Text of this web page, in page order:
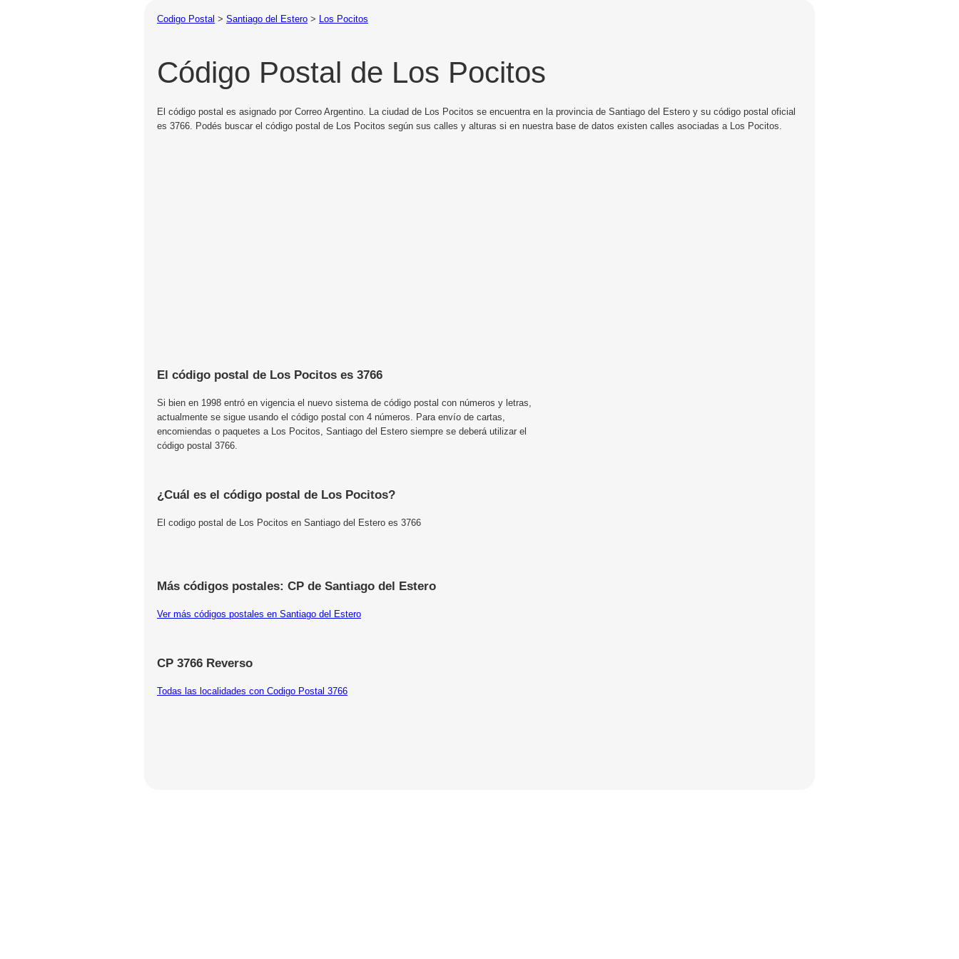
Codigo Postal > Santiago del Estero > Los Pocitos
Código Postal de Los Pocitos
El código postal es asignado por Correo Argentino. La ciudad de Los Pocitos se encuentra en la provincia de Santiago del Estero y su código postal oficial
es 3766. Podés buscar el código postal de Los Pocitos según sus calles y alturas si en nuestra base de datos existen calles asociadas a Los Pocitos.
El código postal de Los Pocitos es 3766
Si bien en 1998 entró en vigencia el nuevo sistema de código postal con números y letras,
actualmente se sigue usando el código postal con 4 números. Para envío de cartas,
encomiendas o paquetes a Los Pocitos, Santiago del Estero siempre se deberá utilizar el
código postal 3766.
¿Cuál es el código postal de Los Pocitos?
El codigo postal de Los Pocitos en Santiago del Estero es 3766
Más códigos postales: CP de Santiago del Estero
Ver más códigos postales en Santiago del Estero
CP 3766 Reverso
Todas las localidades con Codigo Postal 3766